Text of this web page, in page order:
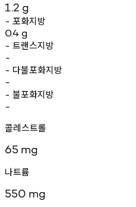
1.2 g
- 포화지방
0.4 g
- 트랜스지방
-
- 다불포화지방
-
- 불포화지방
-
콜레스트롤
65 mg
나트륨
550 mg